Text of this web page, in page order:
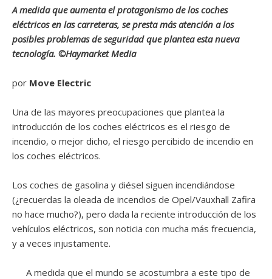
A medida que aumenta el protagonismo de los coches
eléctricos en las carreteras, se presta más atención a los
posibles problemas de seguridad que plantea esta nueva
tecnología. ©Haymarket Media
por Move Electric
Una de las mayores preocupaciones que plantea la
introducción de los coches eléctricos es el riesgo de
incendio, o mejor dicho, el riesgo percibido de incendio en
los coches eléctricos.
Los coches de gasolina y diésel siguen incendiándose
(¿recuerdas la oleada de incendios de Opel/Vauxhall Zafira
no hace mucho?), pero dada la reciente introducción de los
vehículos eléctricos, son noticia con mucha más frecuencia,
y a veces injustamente.
A medida que el mundo se acostumbra a este tipo de